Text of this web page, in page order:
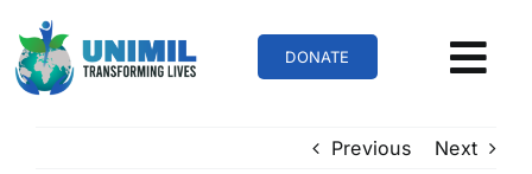
content
DONATE
Previous Next